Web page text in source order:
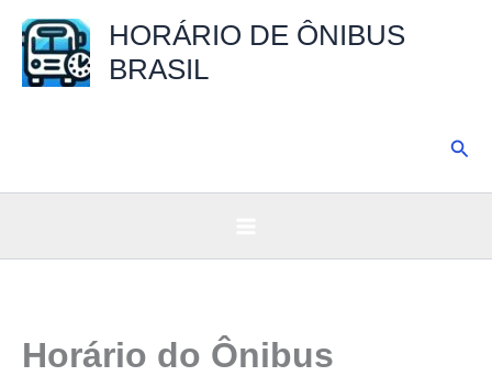
para
HORÁRIO DE ÔNIBUS
BRASIL
Horário do Ônibus